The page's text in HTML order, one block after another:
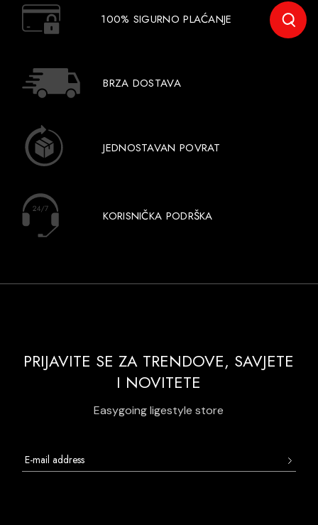
100% SIGURNO PLAĆANJE
BRZA DOSTAVA
JEDNOSTAVAN POVRAT
KORISNIČKA PODRŠKA
PRIJAVITE SE ZA TRENDOVE, SAVJETE
I NOVITETE
Easygoing ligestyle store